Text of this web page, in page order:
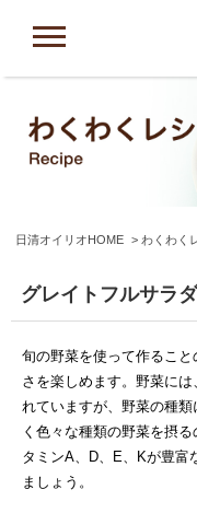
日清オイリオHOME わくわく
グレイトフルサラダ
旬の野菜を使って作るこ
さを楽しめます。野菜に
れていますが、野菜の種
く色々な種類の野菜を摂
タミンA、D、E、Kが豊富
ましょう。